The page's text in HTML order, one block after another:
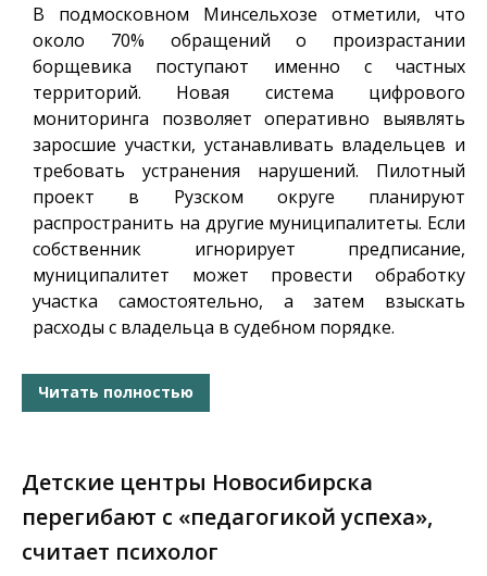
В подмосковном Минсельхозе отметили, что
около 70% обращений о произрастании
борщевика поступают именно с частных
территорий. Новая система цифрового
мониторинга позволяет оперативно выявлять
заросшие участки, устанавливать владельцев и
требовать устранения нарушений. Пилотный
проект в Рузском округе планируют
распространить на другие муниципалитеты. Если
собственник игнорирует предписание,
муниципалитет может провести обработку
участка самостоятельно, а затем взыскать
расходы с владельца в судебном порядке.
Читать полностью
Детские центры Новосибирска
перегибают с «педагогикой успеха»,
считает психолог